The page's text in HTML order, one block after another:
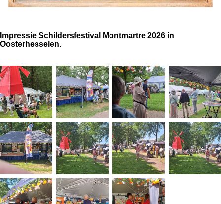
Impressie Schildersfestival Montmartre 2026 in
Oosterhesselen.